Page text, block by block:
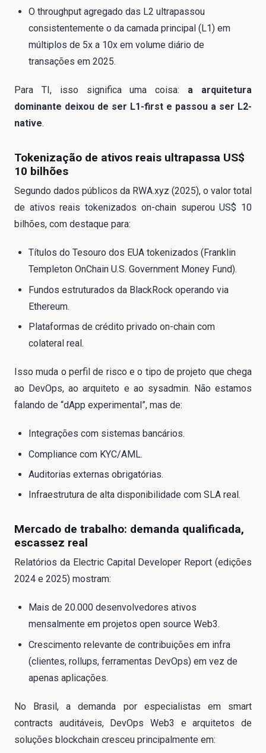
O throughput agregado das L2 ultrapassou
consistentemente o da camada principal (L1) em
múltiplos de 5x a 10x em volume diário de
transações em 2025.
Para TI, isso significa uma coisa: a arquitetura
dominante deixou de ser L1-first e passou a ser L2-
native.
Tokenização de ativos reais ultrapassa US$
10 bilhões
Segundo dados públicos da RWA.xyz (2025), o valor total
de ativos reais tokenizados on-chain superou US$ 10
bilhões, com destaque para:
Títulos do Tesouro dos EUA tokenizados (Franklin
Templeton OnChain U.S. Government Money Fund).
Fundos estruturados da BlackRock operando via
Ethereum.
Plataformas de crédito privado on-chain com
colateral real.
Isso muda o perfil de risco e o tipo de projeto que chega
ao DevOps, ao arquiteto e ao sysadmin. Não estamos
falando de “dApp experimental”, mas de:
Integrações com sistemas bancários.
Compliance com KYC/AML.
Auditorias externas obrigatórias.
Infraestrutura de alta disponibilidade com SLA real.
Mercado de trabalho: demanda qualificada,
escassez real
Relatórios da Electric Capital Developer Report (edições
2024 e 2025) mostram:
Mais de 20.000 desenvolvedores ativos
mensalmente em projetos open source Web3.
Crescimento relevante de contribuições em infra
(clientes, rollups, ferramentas DevOps) em vez de
apenas aplicações.
No Brasil, a demanda por especialistas em smart
contracts auditáveis, DevOps Web3 e arquitetos de
soluções blockchain cresceu principalmente em: